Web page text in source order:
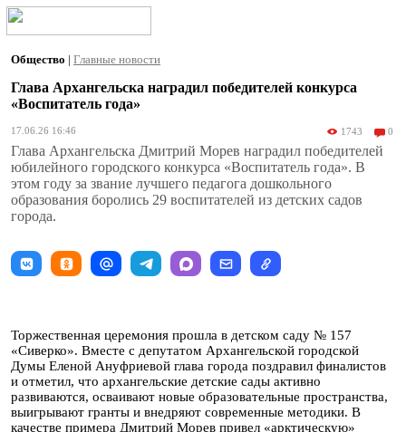
Общество | Главные новости
Глава Архангельска наградил победителей конкурса
«Воспитатель года»
17.06.26 16:46 1743 0
Глава Архангельска Дмитрий Морев наградил победителей
юбилейного городского конкурса «Воспитатель года». В
этом году за звание лучшего педагога дошкольного
образования боролись 29 воспитателей из детских садов
города.
Торжественная церемония прошла в детском саду № 157
«Сиверко». Вместе с депутатом Архангельской городской
Думы Еленой Ануфриевой глава города поздравил финалистов
и отметил, что архангельские детские сады активно
развиваются, осваивают новые образовательные пространства,
выигрывают гранты и внедряют современные методики. В
качестве примера Дмитрий Морев привел «арктическую»